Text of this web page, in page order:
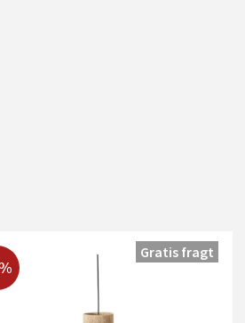
Gratis fragt